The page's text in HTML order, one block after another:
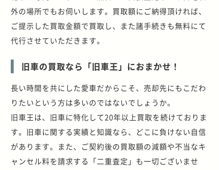
外の場所でもお伺いします。買取額にご納得頂ければ、
ご提示した買取金額で買取し、また諸手続きも無料にて
代行させていただきます。
旧車の買取なら「旧車王」におまかせ！
長い時間を共にした愛車だからこそ、売却先にもこだわ
りたいという方は多いのではないでしょうか。
旧車王は、旧車に特化して20年以上買取を続けておりま
す。旧車に関する実績と知識なら、どこに負けない自信
があります。また、ご契約後の買取額の減額や不当なキ
ャンセル料を請求する「二重査定」も一切ございませ